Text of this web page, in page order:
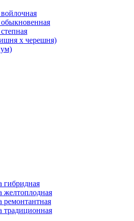
х черешня)
гибридная
желтоплодная
ремонтантная
традиционная